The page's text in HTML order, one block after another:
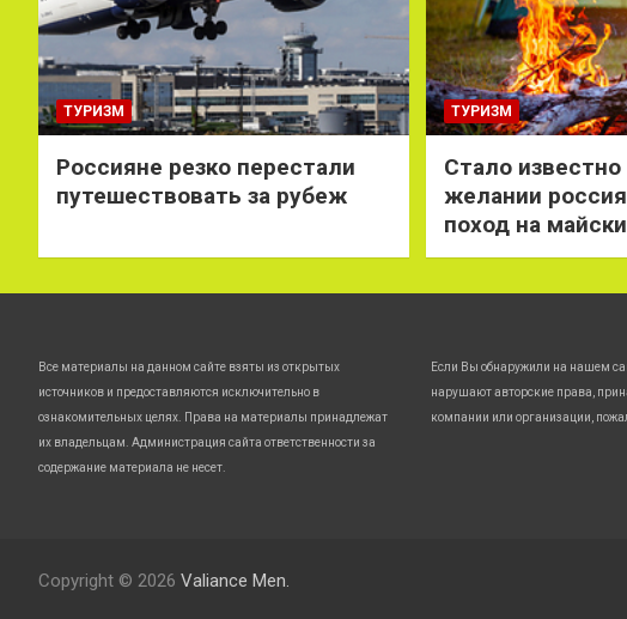
ТУРИЗМ
Россияне резко перестали
путешествовать за рубеж
ТУРИЗМ
Стало
желании
поход на
Все материалы на данном сайте взяты из открытых
источников и предоставляются исключительно в
ознакомительных целях. Права на материалы принадлежат
их владельцам. Администрация сайта ответственности за
содержание материала не несет.
Если Вы обнаружили на нашем
нарушают авторские права,
компании или организации,
Copyright © 2026 Valiance Men.